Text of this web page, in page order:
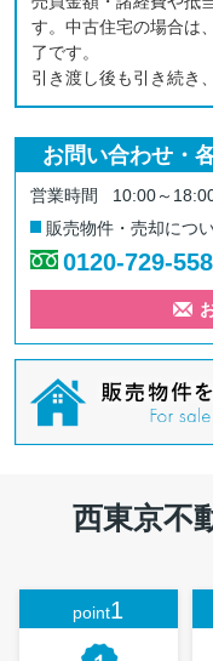
す。中古住宅の場合は
了です。
引き渡し後も引き続き
お問い合わせ・
営業時間 10:00～
販売物件・売却につ
0120-729-558
西東京不
point1